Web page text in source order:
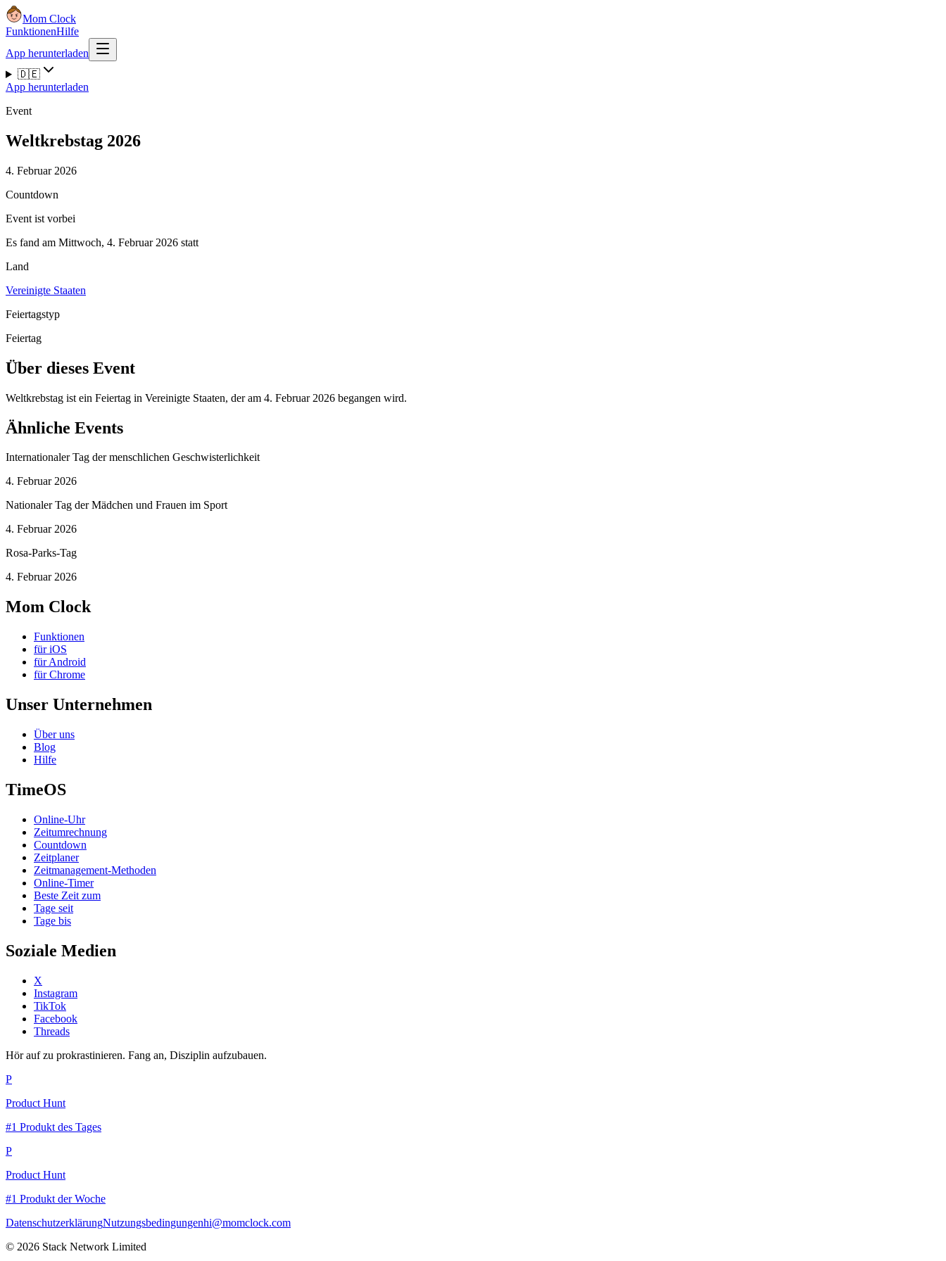
Mom Clock
FunktionenHilfe
App herunterladen
🇩🇪
App herunterladen
Event
Weltkrebstag 2026
4. Februar 2026
Countdown
Event ist vorbei
Es fand am Mittwoch, 4. Februar 2026 statt
Land
Vereinigte Staaten
Feiertagstyp
Feiertag
Über dieses Event
Weltkrebstag ist ein Feiertag in Vereinigte Staaten, der am 4. Februar 2026 begangen wird.
Ähnliche Events
Internationaler Tag der menschlichen Geschwisterlichkeit
4. Februar 2026
Nationaler Tag der Mädchen und Frauen im Sport
4. Februar 2026
Rosa-Parks-Tag
4. Februar 2026
Mom Clock
Funktionen
für iOS
für Android
für Chrome
Unser Unternehmen
Über uns
Blog
Hilfe
TimeOS
Online-Uhr
Zeitumrechnung
Countdown
Zeitplaner
Zeitmanagement-Methoden
Online-Timer
Beste Zeit zum
Tage seit
Tage bis
Soziale Medien
X
Instagram
TikTok
Facebook
Threads
Hör auf zu prokrastinieren. Fang an, Disziplin aufzubauen.
P
Product Hunt
#1 Produkt des Tages
P
Product Hunt
#1 Produkt der Woche
DatenschutzerklärungNutzungsbedingungenhi@momclock.com
© 2026 Stack Network Limited